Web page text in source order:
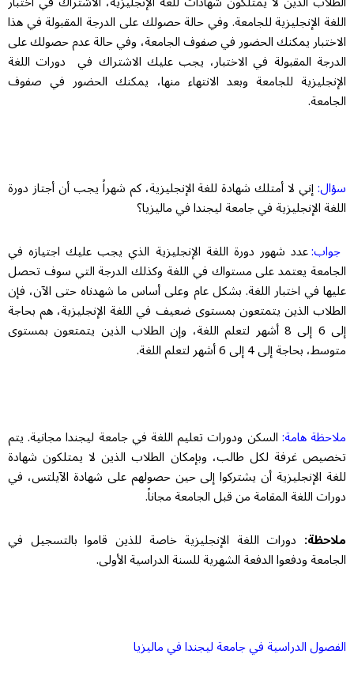
اللغة الإنجليزية للجامعة. وفي حالة حصولك على الدرجة المقبولة في هذا
الاختبار يمكنك الحضور في صفوف الجامعة، وفي حالة عدم حصولك على
الدرجة المقبولة في الاختبار، يجب عليك الاشتراك في دورات اللغة
الإنجليزية للجامعة وبعد الانتهاء منها، يمكنك الحضور في صفوف
الجامعة.
سؤال:إني لا أمتلك شهادة للغة الإنجليزية، كم شهراً يجب أن أجتاز دورة
اللغة الإنجليزية في جامعة ليجندا في ماليزيا؟
جواب:عدد شهور دورة اللغة الإنجليزية الذي يجب عليك اجتيازه في
الجامعة يعتمد على مستواك في اللغة وكذلك الدرجة التي سوف تحصل
عليها في اختبار اللغة. بشكل عام وعلى أساس ما شهدناه حتى الآن، فإن
الطلاب الذين يتمتعون بمستوى ضعيف في اللغة الإنجليزية، هم بحاجة
إلى 6 إلى 8 أشهر لتعلم اللغة، وإن الطلاب الذين يتمتعون بمستوى
متوسط، بحاجة إلى 4 إلى 6 أشهر لتعلم اللغة.
ملاحظة هامة:السكن ودورات تعليم اللغة في جامعة ليجندا مجانية. يتم
تخصيص غرفة لكل طالب، وبإمكان الطلاب الذين لا يمتلكون شهادة
للغة الإنجليزية أن يشتركوا إلى حين حصولهم على شهادة الآيلتس، في
دورات اللغة المقامة من قبل الجامعة مجاناً.
ملاحظة: دورات اللغة الإنجليزية خاصة للذين قاموا بالتسجيل في
الجامعة ودفعوا الدفعة الشهرية للسنة الدراسية الأولى.
الفصول الدراسية في جامعة ليجندا في ماليزيا